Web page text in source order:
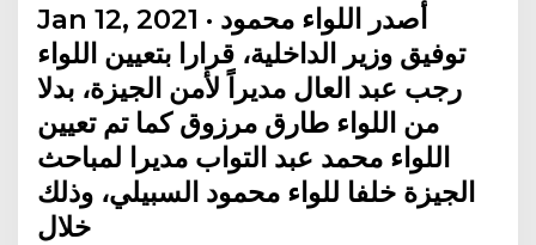
Jan 12, 2021 · أصدر اللواء محمود
توفيق وزير الداخلية، قرارا بتعيين اللواء
رجب عبد العال مديراً لأمن الجيزة، بدلا
من اللواء طارق مرزوق كما تم تعيين
اللواء محمد عبد التواب مديرا لمباحث
الجيزة خلفا للواء محمود السبيلي، وذلك
خلال